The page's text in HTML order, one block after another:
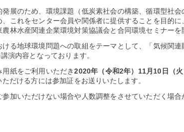
展のため、環境課題（低炭素社会の構築、循環型社会
これをセンター会員や関係者に提供することを目的
林水産関連企業環境対策協議会と合同環境セミナーを
る地球環境問題への取組をテーマとして、「気候関連
演内容となっております。
紙をご利用いただき2020年（令和2年）11月10日（
だける方には参加証をお送りいたします。
加いただけない場合や人数調整をさせていただく場合